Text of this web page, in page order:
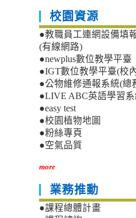
校園資源
●教職員工連網設備填
(有線網路)
●newplus數位教學平臺
●IGT數位教學平臺(校
●公物維修通報系統(總
●LIVE ABC英語學習系
●easy test
●校園植物地圖
●粉絲專頁
●空氣品質
more
業務推動
●課程總體計畫